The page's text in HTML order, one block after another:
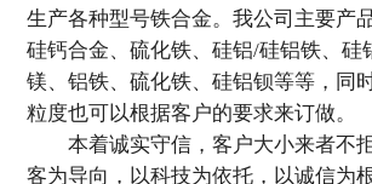
生产各种型号铁合金。我公司主要产
硅钙合金、硫化铁、硅铝/硅铝铁、硅
镁、铝铁、硫化铁、硅铝钡等等，同
粒度也可以根据客户的要求来订做。
本着诚实守信，客户大小来者不
客为导向，以科技为依托，以诚信为